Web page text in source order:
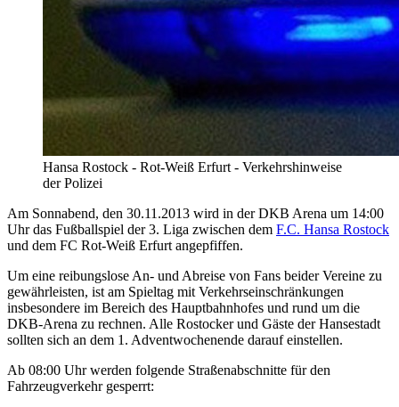
Hansa Rostock - Rot-Weiß Erfurt - Verkehrshinweise
der Polizei
Am Sonnabend, den 30.11.2013 wird in der DKB Arena um 14:00
Uhr das Fußballspiel der 3. Liga zwischen dem F.C. Hansa Rostock
und dem FC Rot-Weiß Erfurt angepfiffen.
Um eine reibungslose An- und Abreise von Fans beider Vereine zu
gewährleisten, ist am Spieltag mit Verkehrseinschränkungen
insbesondere im Bereich des Hauptbahnhofes und rund um die
DKB-Arena zu rechnen. Alle Rostocker und Gäste der Hansestadt
sollten sich an dem 1. Adventwochenende darauf einstellen.
Ab 08:00 Uhr werden folgende Straßenabschnitte für den
Fahrzeugverkehr gesperrt: